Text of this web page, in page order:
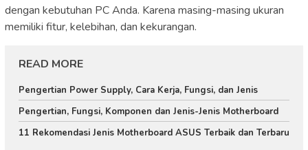
dengan kebutuhan PC Anda. Karena masing-masing ukuran
memiliki fitur, kelebihan, dan kekurangan.
READ MORE
Pengertian Power Supply, Cara Kerja, Fungsi, dan Jenis
Pengertian, Fungsi, Komponen dan Jenis-Jenis Motherboard
11 Rekomendasi Jenis Motherboard ASUS Terbaik dan Terbaru